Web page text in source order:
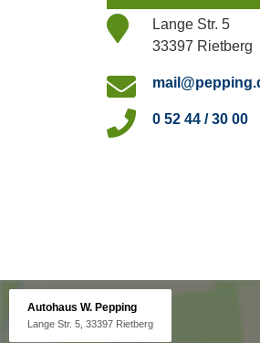
Lange Str. 5
33397 Rietberg
0 52 44 / 30 00
Autohaus W. Pepping
Lange Str. 5, 33397 Rietberg